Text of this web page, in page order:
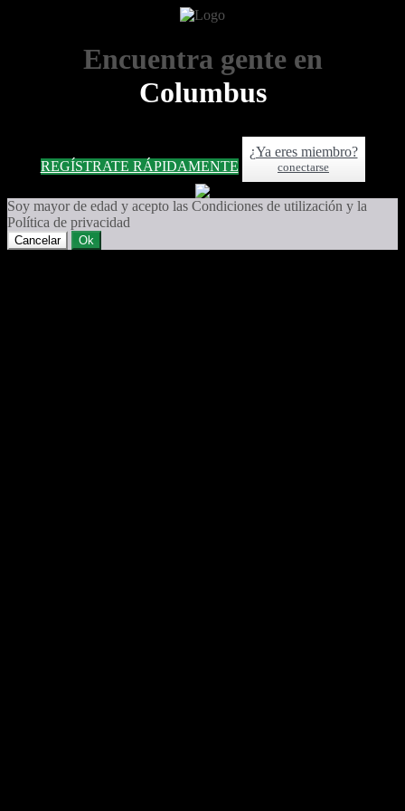
Encuentra gente en
Columbus
REGÍSTRATE RÁPIDAMENTE
¿Ya eres miembro?
conectarse
Soy mayor de edad y acepto las Condiciones de utilización y la
Política de privacidad
Cancelar Ok